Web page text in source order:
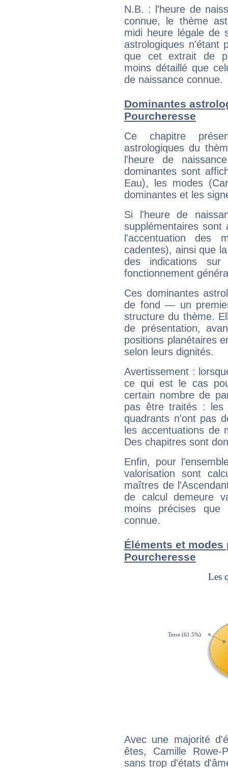
N.B. : l'heure de
connue, le thème
midi heure légale de
astrologiques n'étant
que cet extrait de
moins détaillé que
de naissance connue.
Dominantes
Pourcheresse
Ce chapitre
astrologiques du
l'heure de
dominantes sont
Eau), les modes
dominantes et les
Si l'heure de
supplémentaires sont
l'accentuation des
cadentes), ainsi que
des indications sur
fonctionnement
Ces dominantes
de fond — un
structure du thème.
de présentation,
positions planétaires
selon leurs dignités.
Avertissement :
ce qui est le cas
certain nombre de
pas être traités : les
quadrants n'ont pas
les accentuations de
Des chapitres sont
Enfin, pour
valorisation sont
maîtres de
de calcul demeure
moins précises que
connue.
Éléments et modes
Pourcheresse
Avec une majorité
êtes, Camille Rowe-
sans trop d'états